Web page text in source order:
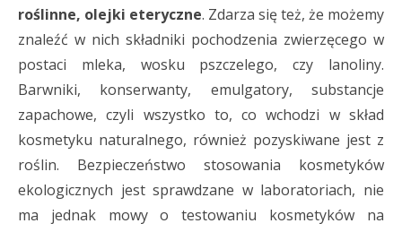
roślinne, olejki eteryczne. Zdarza się też, że możemy
znaleźć w nich składniki pochodzenia zwierzęcego w
postaci mleka, wosku pszczelego, czy lanoliny.
Barwniki, konserwanty, emulgatory, substancje
zapachowe, czyli wszystko to, co wchodzi w skład
kosmetyku naturalnego, również pozyskiwane jest z
roślin. Bezpieczeństwo stosowania kosmetyków
ekologicznych jest sprawdzane w laboratoriach, nie
ma jednak mowy o testowaniu kosmetyków na